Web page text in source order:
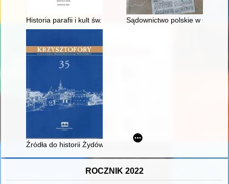
Historia parafii i kult św. Józefa w kościołach stacyjnych
Sądownictwo polskie w
Źródła do historii Żydów krakowskich w XIX i pierwszej
ROCZNIK 2022